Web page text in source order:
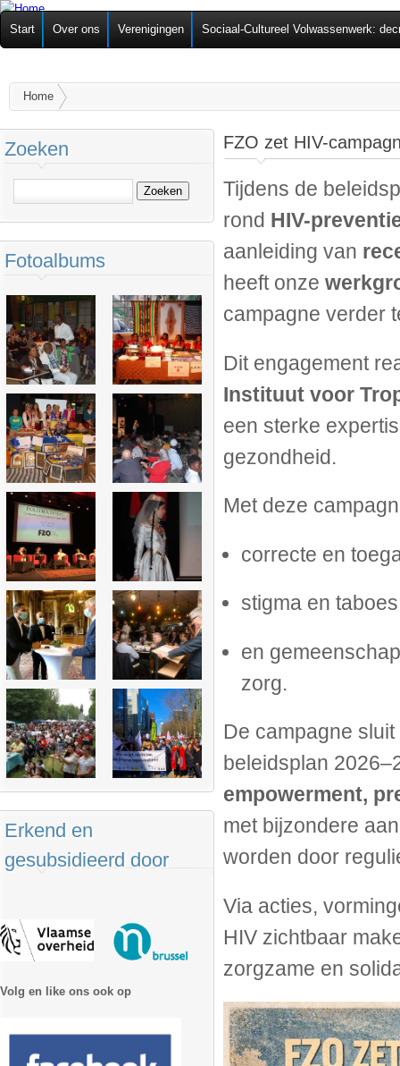
Federatie van
Zelforganisaties
Start Over ons Verenigingen Sociaal-Cultureel Volwassenwerk:
U bent hier
Home
FZO zet HIV-
Tijdens de
rond HIV-
aanleiding van
heeft onze
campagne verder
Dit engagement
Instituut voor
een sterke
gezondheid.
Met deze
correcte en
stigma en
en
zorg.
De campagne
beleidsplan
empowerment,
met bijzondere
worden door
Via acties,
HIV zichtbaar
zorgzame en
Zoeken
Fotoalbums
Erkend en
gesubsidieerd door
Volg en like ons ook op